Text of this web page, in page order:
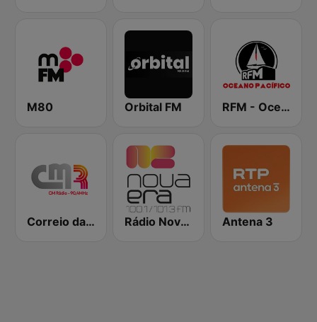
M80 Orbital FM RFM - Oceano Pacífico Online
Correio da Manhã Rádio Rádio Nova Era Antena 3